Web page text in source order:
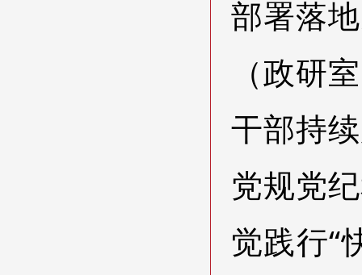
部署落
（政研
干部持
党规党
觉践行“